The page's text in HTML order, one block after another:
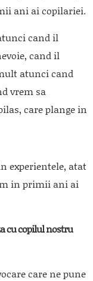
ani ai copilariei.
cand il
cand il
atunci cand
vrem sa
care plange in
experientele, atat
in primii ani ai
cu copilul nostru
care ne pune